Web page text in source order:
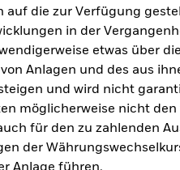
auf die zur Verfügung
in der
etwas über
von Anlagen und des aus
und wird nicht
möglicherweise nicht
für den zu zahlenden
der